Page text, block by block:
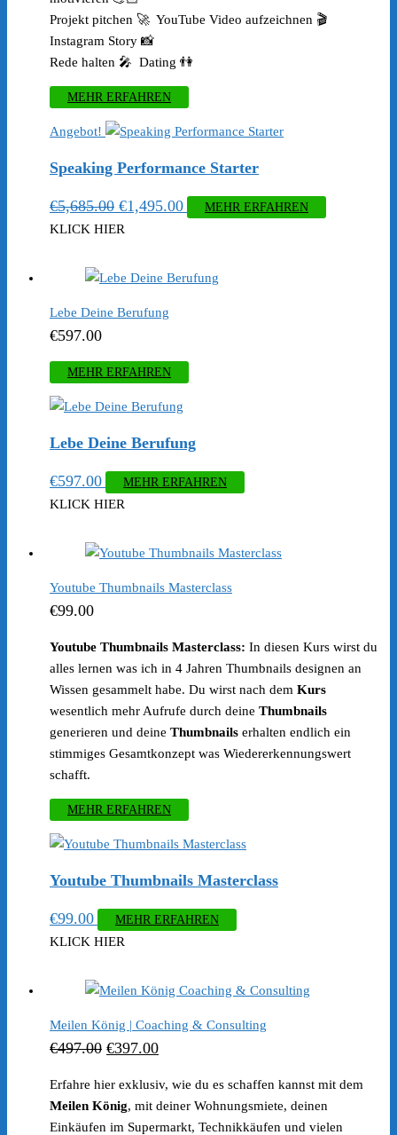
Projekt pitchen 🚀 YouTube Video aufzeichnen 🎬
Instagram Story 📸
Rede halten 🎤 Dating 👫
MEHR ERFAHREN
Angebot!
Speaking Performance Starter
€5,685.00 Ursprünglicher
Preis
€5,685.00
€1,495.00Aktueller
€1,495.00.
MEHR ERFAHREN
KLICK HIER
Lebe Deine Berufung
€597.00
MEHR ERFAHREN
Lebe Deine Berufung
€597.00 MEHR ERFAHREN
KLICK HIER
Youtube Thumbnails Masterclass
€99.00
Youtube Thumbnails Masterclass: In diesen Kurs wirst du
alles lernen was ich in 4 Jahren Thumbnails designen an
Wissen gesammelt habe. Du wirst nach dem Kurs
wesentlich mehr Aufrufe durch deine Thumbnails
generieren und deine Thumbnails erhalten endlich ein
stimmiges Gesamtkonzept was Wiedererkennungswert
schafft.
MEHR ERFAHREN
Youtube Thumbnails Masterclass
€99.00 MEHR ERFAHREN
KLICK HIER
Meilen König | Coaching & Consulting
€497.00 Ursprünglicher
war:
€497.00
€397.00Aktueller
ist:
€397.00.
Erfahre hier exklusiv, wie du es schaffen kannst mit dem
Meilen König, mit deiner Wohnungsmiete, deinen
Einkäufen im Supermarkt, Technikkäufen und vielen